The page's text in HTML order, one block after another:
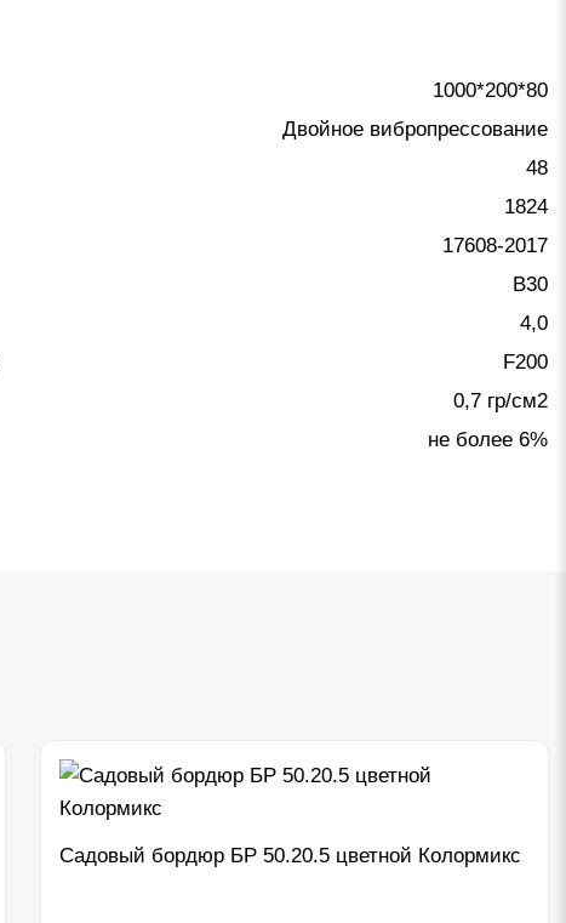
1000*200*80
Двойное вибропрессование
48
1824
17608-2017
B30
4,0
F200
0,7 гр/см2
не более 6%
Садовый бордюр БР 50.20.5 цветной Колормикс